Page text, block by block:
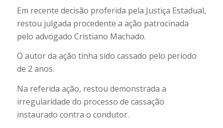
Em recente decisão proferida pela Justiça Estadual,
restou julgada procedente a ação patrocinada
pelo advogado Cristiano Machado.
O autor da ação tinha sido cassado pelo período
de 2 anos.
Na referida ação, restou demonstrada a
irregularidade do processo de cassação
instaurado contra o condutor.